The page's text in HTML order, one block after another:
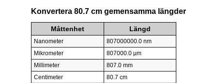
Konvertera 80.7 cm gemensamma längder
Måttenhet Längd
Nanometer
807000000.0 nm
Mikrometer
807000.0 µm
Millimeter
807.0 mm
Centimeter
80.7 cm